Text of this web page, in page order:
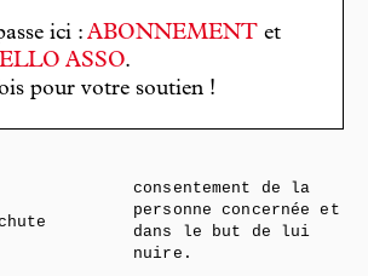
ici : ABONNEMENT et
ASSO.
pour votre soutien !
consentement de la
personne concernée et
dans le but de lui
nuire.